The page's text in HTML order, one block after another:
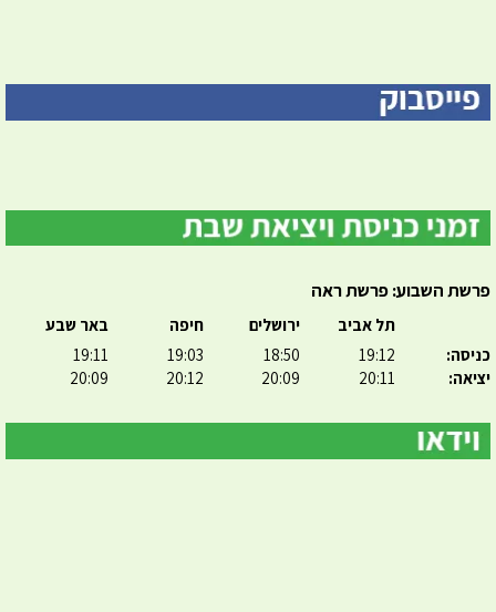
פרשת השבוע: פרשת ראה
כניסה:
יציאה:
תל אביב
19:12
20:11
ירושלים
18:50
20:09
חיפה
19:03
20:12
באר שבע
19:11
20:09